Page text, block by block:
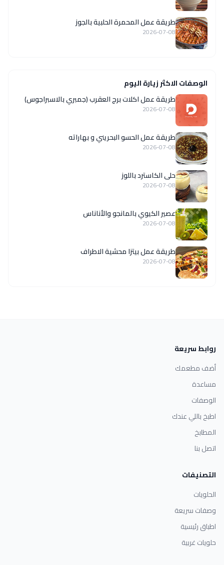
طريقة عمل المحمرة الحلبية بالجوز
2026-07-08
الوصفات الاكثر زيارة اليوم
طريقة عمل اكلات برج العقرب (جمبري بالاسبراجوس)
2026-07-08
طريقة عمل الحسو البحريني و بهاراته
2026-07-08
حلى الكاسترد باللوز
2026-07-08
عصير الكيوي بالمانجو والأناناس
2026-07-08
طريقة عمل بيتزا محشية الاطراف
2026-07-08
روابط سريعة
أضف مطعمك
مساعدة
الوصفات
اطبخ باللي عندك
المطابخ
اتصل بنا
التصنيفات
الحلويات
وصفات سريعة
اطباق رئيسية
حلويات غربية